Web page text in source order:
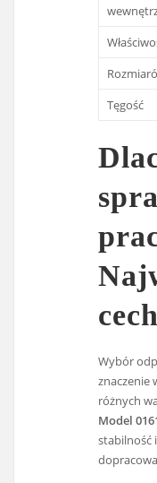
Tęgość
Wybór
znaczenie
różnych
Model
stabilność